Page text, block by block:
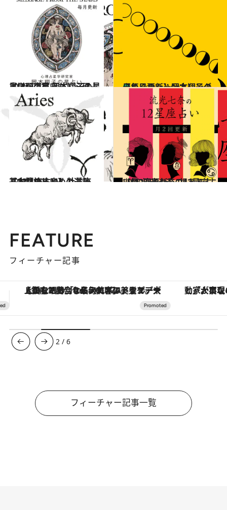
2026.7.31
《ほかの星座も》心理占星学研究家 岡本翔子の星占い
占い 5 Hours Ago
【毎日更新】岡本翔子の日めくりムーンカレンダー
占い
2021.12.1
【12星座占い】牡羊座（おひつじ座）の運勢、基本性格まとめ
占い 2026.7.29
【月2回更新】“視える占い師”流光七奈の12星座占い
占い
FEATURE
フィーチャー記事
「大事なのは地域の意識を変えること」。ロレックス賞受賞の自然保護活動家が実現させたナイジェリアの自然環境の復活 【夏限定ディナーコース】旬を
3 /6
フィーチャー記事一覧